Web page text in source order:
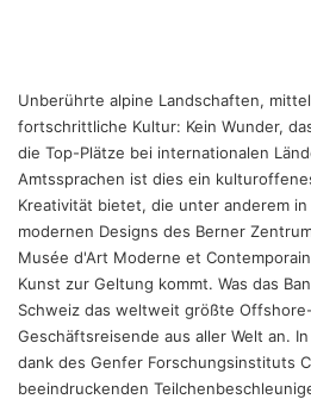
Unberührte alpine Landschaften,
fortschrittliche Kultur: Kein Wunder,
die Top-Plätze bei internationalen
Amtssprachen ist dies ein
Kreativität bietet, die unter anderem
modernen Designs des Berner
Musée d'Art Moderne et
Kunst zur Geltung kommt. Was das
Schweiz das weltweit größte
Geschäftsreisende aus aller Welt an.
dank des Genfer Forschungsinstituts
beeindruckenden